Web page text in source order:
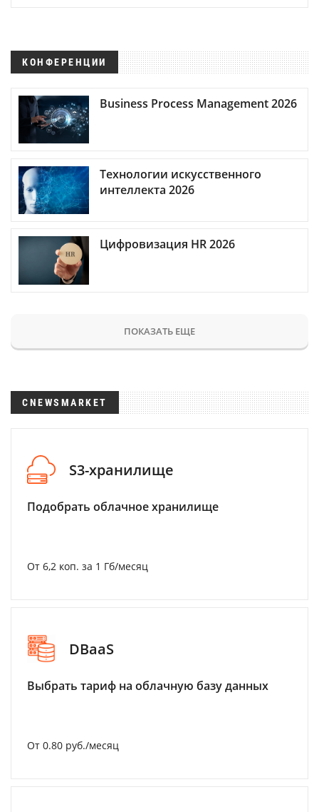
КОНФЕРЕНЦИИ
Business Process Management 2026
Технологии искусственного
интеллекта 2026
Цифровизация HR 2026
ПОКАЗАТЬ ЕЩЕ
CNEWSMARKET
S3-хранилище
Подобрать облачное хранилище
От 6,2 коп. за 1 Гб/месяц
DBaaS
Выбрать тариф на облачную базу данных
От 0.80 руб./месяц